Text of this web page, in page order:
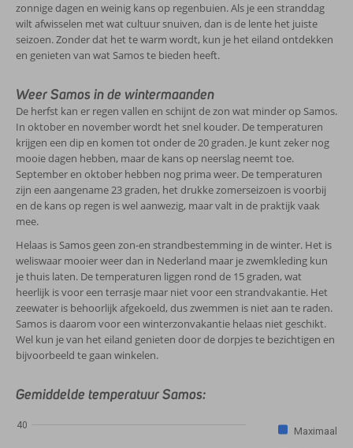
zonnige dagen en weinig kans op regenbuien. Als je een stranddag
wilt afwisselen met wat cultuur snuiven, dan is de lente het juiste
seizoen. Zonder dat het te warm wordt, kun je het eiland ontdekken
en genieten van wat Samos te bieden heeft.
Weer Samos in de wintermaanden
De herfst kan er regen vallen en schijnt de zon wat minder op Samos.
In oktober en november wordt het snel kouder. De temperaturen
krijgen een dip en komen tot onder de 20 graden. Je kunt zeker nog
mooie dagen hebben, maar de kans op neerslag neemt toe.
September en oktober hebben nog prima weer. De temperaturen
zijn een aangename 23 graden, het drukke zomerseizoen is voorbij
en de kans op regen is wel aanwezig, maar valt in de praktijk vaak
mee.
Helaas is Samos geen zon-en strandbestemming in de winter. Het is
weliswaar mooier weer dan in Nederland maar je zwemkleding kun
je thuis laten. De temperaturen liggen rond de 15 graden, wat
heerlijk is voor een terrasje maar niet voor een strandvakantie. Het
zeewater is behoorlijk afgekoeld, dus zwemmen is niet aan te raden.
Samos is daarom voor een winterzonvakantie helaas niet geschikt.
Wel kun je van het eiland genieten door de dorpjes te bezichtigen en
bijvoorbeeld te gaan winkelen.
Gemiddelde temperatuur Samos:
Maximaal
40